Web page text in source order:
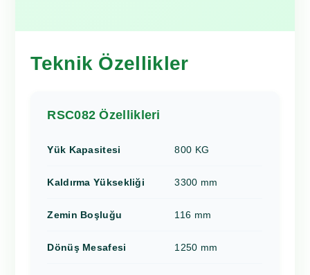
Teknik Özellikler
RSC082 Özellikleri
Yük Kapasitesi 800 KG
Kaldırma Yüksekliği 3300 mm
Zemin Boşluğu 116 mm
Dönüş Mesafesi 1250 mm